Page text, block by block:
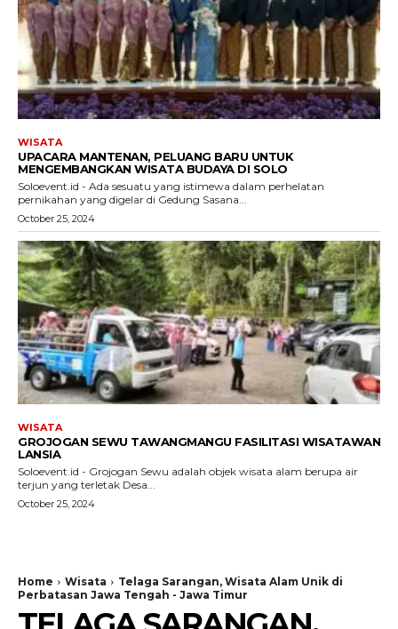
WISATA
UPACARA MANTENAN, PELUANG BARU UNTUK
MENGEMBANGKAN WISATA BUDAYA DI SOLO
Soloevent.id - Ada sesuatu yang istimewa dalam perhelatan
pernikahan yang digelar di Gedung Sasana...
October 25, 2024
WISATA
GROJOGAN SEWU TAWANGMANGU FASILITASI WISATAWAN
LANSIA
Soloevent.id - Grojogan Sewu adalah objek wisata alam berupa air
terjun yang terletak Desa...
October 25, 2024